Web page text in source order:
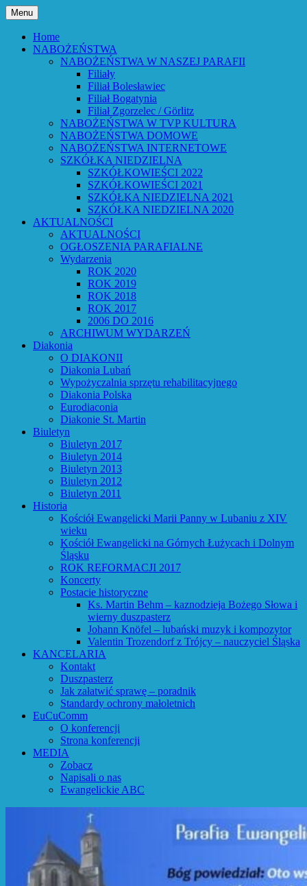
Przejdź
do
treściParafia Ewangelicko-
Augsburska w Lubaniu
czynię – Obj 21,5 – Słowo Boże Roku
Pańskiego 2026
Menu
Home
NABOŻEŃSTWA
NABOŻEŃSTWA W NASZEJ PARAFII
Filiały
Filiał Bolesławiec
Filiał Bogatynia
Filiał Zgorzelec / Görlitz
NABOŻEŃSTWA W TVP KULTURA
NABOŻEŃSTWA DOMOWE
NABOŻEŃSTWA INTERNETOWE
SZKÓŁKA NIEDZIELNA
SZKÓŁKOWIEŚCI 2022
SZKÓŁKOWIEŚCI 2021
SZKÓŁKA NIEDZIELNA 2021
SZKÓŁKA NIEDZIELNA 2020
AKTUALNOŚCI
AKTUALNOŚCI
OGŁOSZENIA PARAFIALNE
Wydarzenia
ROK 2020
ROK 2019
ROK 2018
ROK 2017
2006 DO 2016
ARCHIWUM WYDARZEŃ
Diakonia
O DIAKONII
Diakonia Lubań
Wypożyczalnia sprzętu rehabilitacyjnego
Diakonia Polska
Eurodiaconia
Diakonie St. Martin
Biuletyn
Biuletyn 2017
Biuletyn 2014
Biuletyn 2013
Biuletyn 2012
Biuletyn 2011
Historia
Kościół Ewangelicki Marii Panny w Lubaniu z XIV
wieku
Kościół Ewangelicki na Górnych Łużycach i Dolnym
Śląsku
ROK REFORMACJI 2017
Koncerty
Postacie historyczne
Ks. Martin Behm – kaznodzieja Bożego Słowa i
wierny duszpasterz
Johann Knöfel – lubański muzyk i kompozytor
Valentin Trozendorf z Trójcy – nauczyciel Śląska
KANCELARIA
Kontakt
Duszpasterz
Jak załatwić sprawę – poradnik
Standardy ochrony małoletnich
EuCuComm
O konferencji
Strona konferencji
MEDIA
Zobacz
Napisali o nas
Ewangelickie ABC